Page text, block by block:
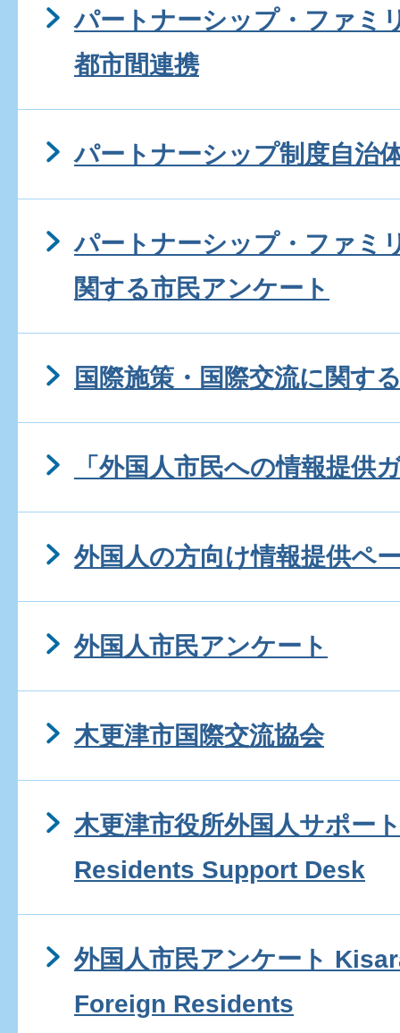
パートナーシップ・ファミ
都市間連携
パートナーシップ制度自治
パートナーシップ・ファミ
関する市民アンケート
国際施策・国際交流に関す
「外国人市民への情報提供
外国人の方向け情報提供ペ
外国人市民アンケート
木更津市国際交流協会
木更津市役所外国人サポー
Residents Support Desk
外国人市民アンケート
Foreign Residents